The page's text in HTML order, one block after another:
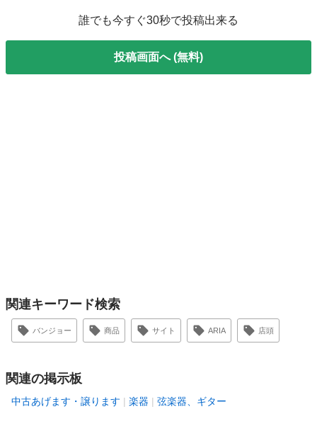
誰でも今すぐ30秒で投稿出来る
投稿画面へ (無料)
関連キーワード検索
バンジョー 商品 サイト ARIA 店頭
関連の掲示板
中古あげます・譲ります 楽器 弦楽器、ギター